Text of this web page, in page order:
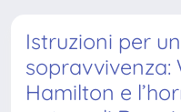
Istruzioni per
sopravvivenza:
Hamilton e